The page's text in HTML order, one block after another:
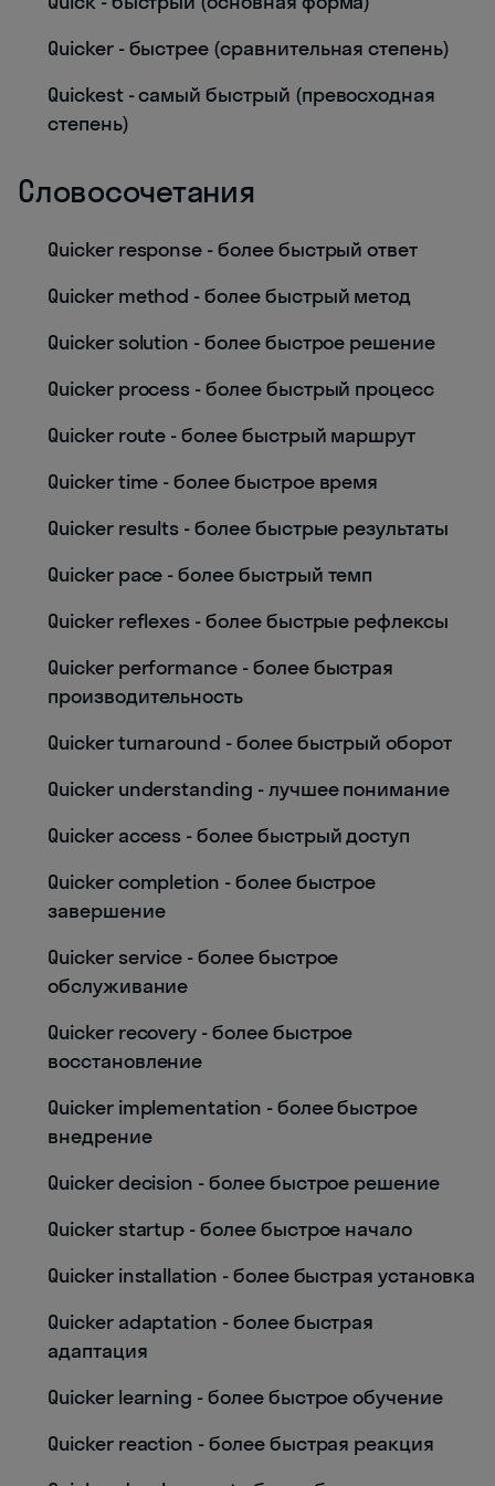
Quicker - быстрее (сравнительная степень)
Quickest - самый быстрый (превосходная
степень)
Словосочетания
Quicker response - более быстрый ответ
Quicker method - более быстрый метод
Quicker solution - более быстрое решение
Quicker process - более быстрый процесс
Quicker route - более быстрый маршрут
Quicker time - более быстрое время
Quicker results - более быстрые результаты
Quicker pace - более быстрый темп
Quicker reflexes - более быстрые рефлексы
Quicker performance - более быстрая
производительность
Quicker turnaround - более быстрый оборот
Quicker understanding - лучшее понимание
Quicker access - более быстрый доступ
Quicker completion - более быстрое
завершение
Quicker service - более быстрое
обслуживание
Quicker recovery - более быстрое
восстановление
Quicker implementation - более быстрое
внедрение
Quicker decision - более быстрое решение
Quicker startup - более быстрое начало
Quicker installation - более быстрая установка
Quicker adaptation - более быстрая
адаптация
Quicker learning - более быстрое обучение
Quicker reaction - более быстрая реакция